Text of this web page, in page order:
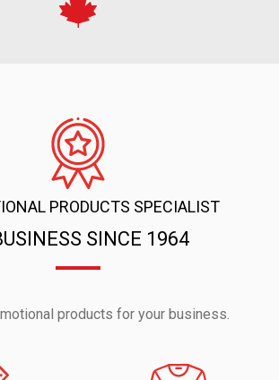
PRODUCTS SPECIALIST
SINCE 1964
products for your business.